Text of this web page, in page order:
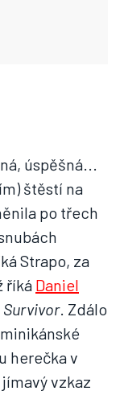
úspěšná...
štěstí na
po třech
Strapo, za
říká Daniel
Survivor. Zdálo
herečka v
vzkaz